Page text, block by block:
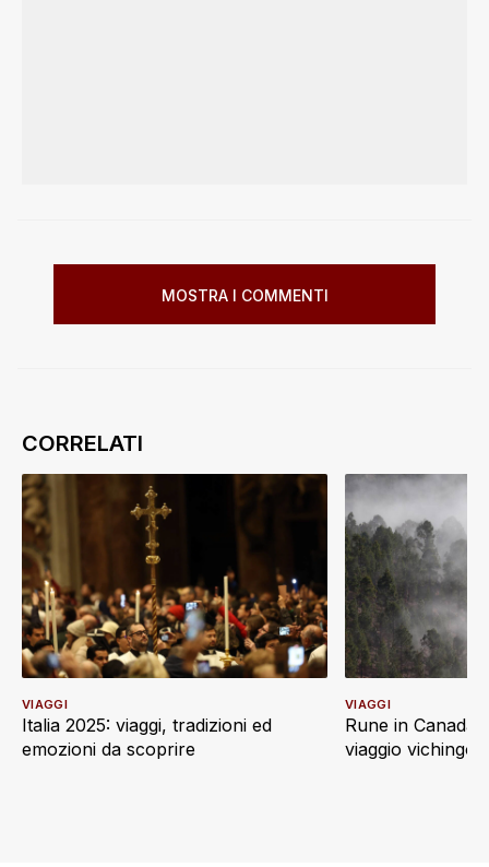
MOSTRA I COMMENTI
Italia 2025: viaggi, tradizioni ed
emozioni da scoprire
VIAGGI
Rune in
viaggio vichingo
VIAGGI